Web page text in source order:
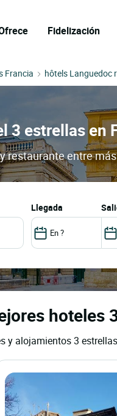
Fidelización
Francia hôtels Languedoc
3 estrellas en
restaurante entre
llegada
hoteles
y alojamientos 3 estrellas